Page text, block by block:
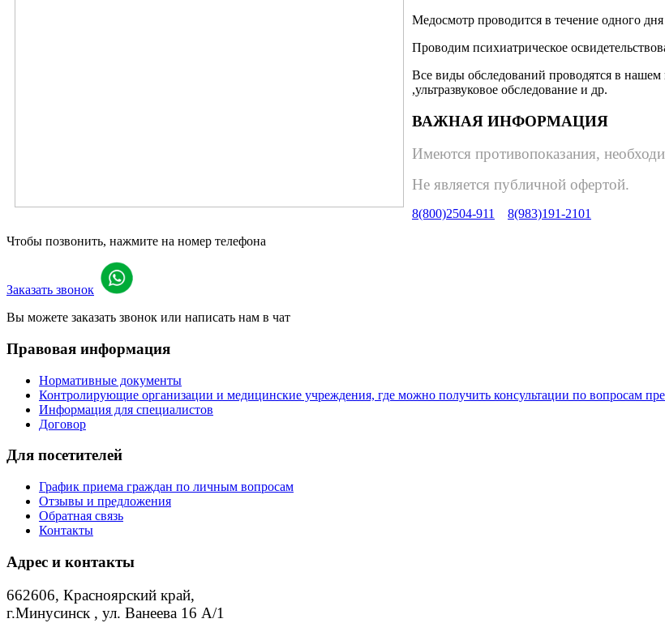
Медосмотр проводится в течение одного дня
Проводим психиатрическое
Все виды обследований проводятся в нашем
,ультразвуковое обследование и др.
ВАЖНАЯ ИНФОРМАЦИЯ
Имеются противопоказания,
Не является публичной офертой.
8(800)2504-911
8(983)191-2101
Чтобы позвонить, нажмите на номер телефона
Заказать звонок
Вы можете заказать звонок или написать нам в чат
Правовая информация
Нормативные документы
Контролирующие организации и медицинские учреждения, где можно получить консультации по вопросам
Информация для специалистов
Договор
Для посетителей
График приема граждан по личным вопросам
Отзывы и предложения
Обратная связь
Контакты
Адрес и контакты
662606, Красноярский край,
г.Минусинск , ул. Ванеева 16 А/1